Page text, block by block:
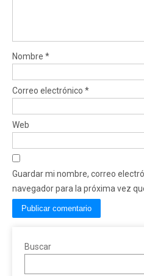
Nombre *
Correo electrónico *
Web
Guardar mi nombre, correo
navegador para la próxima vez
Buscar